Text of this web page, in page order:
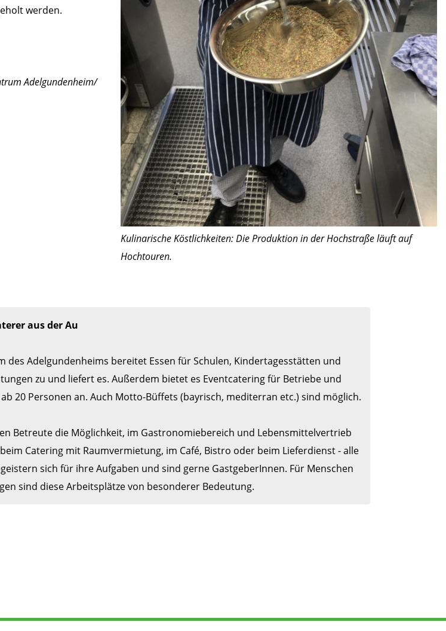
werden.
Adelgundenheim/
Kulinarische Köstlichkeiten: Die Produktion in der Hochstraße läuft auf
Hochtouren.
aus der Au
des Adelgundenheims bereitet Essen für Schulen, Kindertagesstätten und
zu und liefert es. Außerdem bietet es Eventcatering für Betriebe und
20 Personen an. Auch Motto-Büffets (bayrisch, mediterran etc.) sind möglich.
Betreute die Möglichkeit, im Gastronomiebereich und Lebensmittelvertrieb
Catering mit Raumvermietung, im Café, Bistro oder beim Lieferdienst - alle
sich für ihre Aufgaben und sind gerne GastgeberInnen. Für Menschen
sind diese Arbeitsplätze von besonderer Bedeutung.